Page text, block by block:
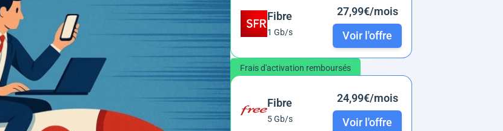
Fibre
1 Gb/s
27,99€/mois
Voir l'offre
Frais d'activation remboursés
Fibre
5 Gb/s
24,99€/mois
Voir l'offre